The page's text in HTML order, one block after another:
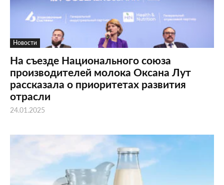
Новости
На съезде Национального союза
производителей молока Оксана Лут
рассказала о приоритетах развития
отрасли
24.01.2025